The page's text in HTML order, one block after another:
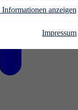
Informationen anzeigen
Impressum